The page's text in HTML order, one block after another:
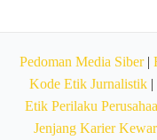
Pedoman Media Siber|
Kode Etik Jurnalistik|
Etik Perilaku
Jenjang Karier